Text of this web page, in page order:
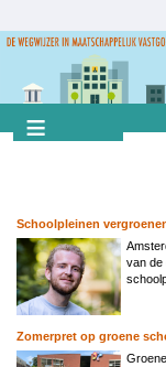
naar
gaan
Schoolpleinen
van de
Zomerpret op groene